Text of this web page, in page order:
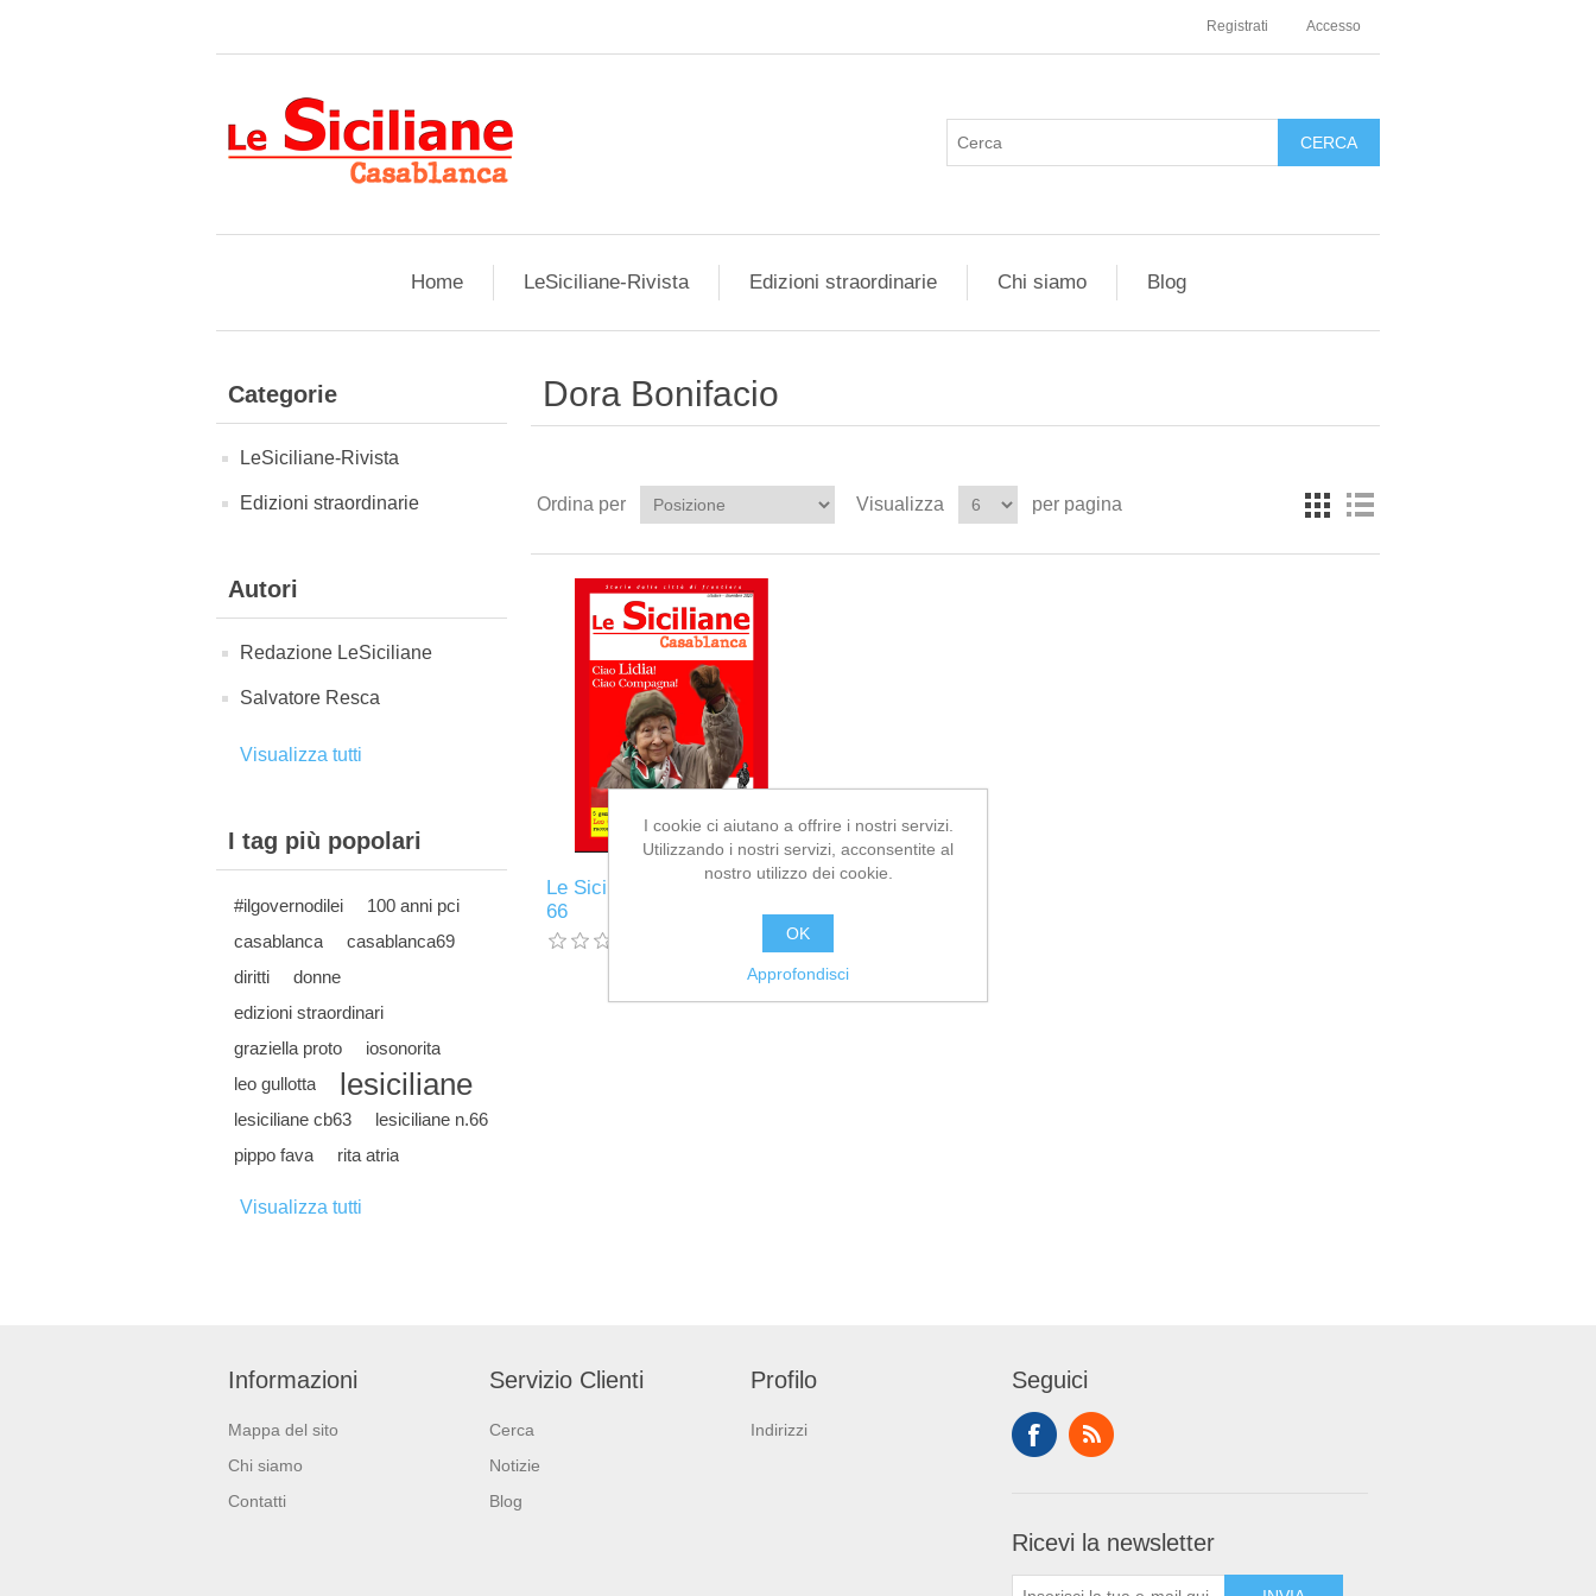
Registrati Accesso
Home LeSiciliane-Rivista Edizioni straordinarie Chi siamo Blog
Categorie
LeSiciliane-Rivista
Edizioni straordinarie
Autori
Redazione LeSiciliane
Salvatore Resca
Visualizza tutti
I tag più popolari
#ilgovernodilei
100 anni pci
casablanca
casablanca69
diritti
donne
edizioni straordinari
graziella proto
iosonorita
leo gullotta
lesiciliane
lesiciliane cb63
lesiciliane n.66
pippo fava
rita atria
Visualizza tutti
Dora Bonifacio
Ordina per Visualizza per pagina
Le Siciliane Casablanca n.
66
Informazioni
Mappa del sito
Chi siamo
Contatti
Servizio Clienti
Cerca
Notizie
Blog
Profilo
Indirizzi
Seguici
Ricevi la newsletter
I cookie ci aiutano a offrire i nostri servizi.
Utilizzando i nostri servizi, acconsentite al
nostro utilizzo dei cookie.
OK
Approfondisci